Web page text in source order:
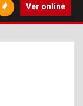
Ver online